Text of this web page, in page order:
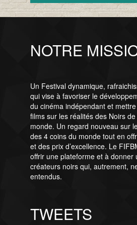
NOTRE
Un Festival dynamique,
qui vise à favoriser le
du cinéma indépendant et
films sur les réalités des Noirs
monde. Un regard nouveau sur
des 4 coins du monde tout en
et des prix d’excellence. Le
offrir une plateforme et à donner
créateurs noirs qui, autrement,
entendus.
TWEETS